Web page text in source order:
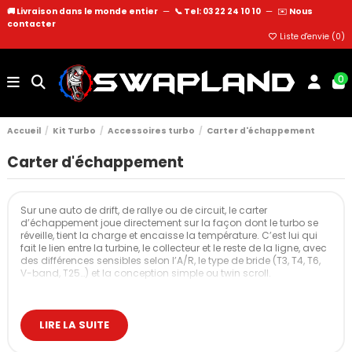
🚚 Livraison dans le monde entier — 📞 Tel: 03 22 24 10 10 — ✉️ Nous
contacter
Liste d'envie (0)
0
Accueil Kit Turbo Accessoires turbo Carter d'échappement
Carter d'échappement
Sur une auto de drift, de rallye ou de circuit, le carter
d’échappement joue directement sur la façon dont le turbo se
réveille, tient la charge et encaisse la température. C’est lui qui
fait le lien entre la turbine, le collecteur et le reste de la ligne, avec
des différences sensibles selon l’A/R, le type de bride (T3, T4, T6,
V-band, T25…) et la conception simple ou twin scroll.
Les carters d’échappement proposés ici couvrent la majorité des
montages turbo typés performance : GT / GTW, GTX, G-Series,
S200, EFR… Chaque référence combine un A/R précis, un type de
LIRE LA SUITE